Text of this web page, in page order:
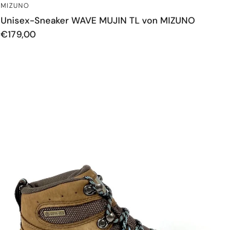
MIZUNO
Unisex-Sneaker WAVE MUJIN TL von MIZUNO
€179,00